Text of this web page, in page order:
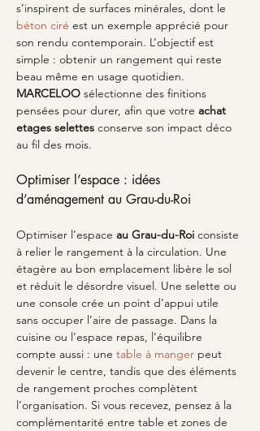
s’inspirent de surfaces minérales, dont le
béton ciré est un exemple apprécié pour
son rendu contemporain. L’objectif est
simple : obtenir un rangement qui reste
beau même en usage quotidien.
MARCELOO sélectionne des finitions
pensées pour durer, afin que votre achat
etages selettes conserve son impact déco
au fil des mois.
Optimiser l’espace : idées
d’aménagement au Grau-du-Roi
Optimiser l’espace au Grau-du-Roi consiste
à relier le rangement à la circulation. Une
étagère au bon emplacement libère le sol
et réduit le désordre visuel. Une selette ou
une console crée un point d’appui utile
sans occuper l’aire de passage. Dans la
cuisine ou l’espace repas, l’équilibre
compte aussi : une table à manger peut
devenir le centre, tandis que des éléments
de rangement proches complètent
l’organisation. Si vous recevez, pensez à la
complémentarité entre table et zones de